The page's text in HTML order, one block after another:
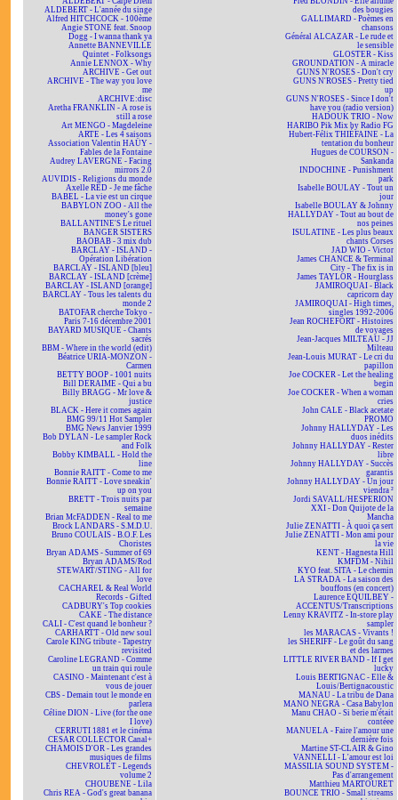
ALDEBERT - L'année du singe
Alfred HITCHCOCK - 100ème
Angie STONE feat. Snoop
Dogg - I wanna thank ya
Annette BANNEVILLE
Quintet - Folksongs
Annie LENNOX - Why
ARCHIVE - Get out
ARCHIVE - The way you love
me
ARCHIVE:disc
Aretha FRANKLIN - A rose is
still a rose
Art MENGO - Magdeleine
ARTE - Les 4 saisons
Association Valentin HAÜY -
Fables de la Fontaine
Audrey LAVERGNE - Facing
mirrors 2.0
AUVIDIS - Religions du monde
Axelle RED - Je me fâche
BABEL - La vie est un cirque
BABYLON ZOO - All the
money's gone
BALLANTINE'S Le rituel
BANGER SISTERS
BAOBAB - 3 mix dub
BARCLAY - ISLAND -
Opération Libération
BARCLAY - ISLAND [bleu]
BARCLAY - ISLAND [crème]
BARCLAY - ISLAND [orange]
BARCLAY - Tous les talents du
monde 2
BATOFAR cherche Tokyo -
Paris 7-16 décembre 2001
BAYARD MUSIQUE - Chants
sacrés
BBM - Where in the world (edit)
Béatrice URIA-MONZON -
Carmen
BETTY BOOP - 1001 nuits
Bill DERAIME - Qui a bu
Billy BRAGG - Mr love &
justice
BLACK - Here it comes again
BMG 99/11 Hot Sampler
BMG News Janvier 1999
Bob DYLAN - Le sampler Rock
and Folk
Bobby KIMBALL - Hold the
line
Bonnie RAITT - Come to me
Bonnie RAITT - Love sneakin'
up on you
BRETT - Trois nuits par
semaine
Brian McFADDEN - Real to me
Brock LANDARS - S.M.D.U.
Bruno COULAIS - B.O.F. Les
Choristes
Bryan ADAMS - Summer of 69
Bryan ADAMS/Rod
STEWART/STING - All for
love
CACHAREL & Real World
Records - Gifted
CADBURY's Top cookies
CAKE - The distance
CALI - C'est quand le bonheur ?
CARHARTT - Old new soul
Carole KING tribute - Tapestry
revisited
Caroline LEGRAND - Comme
un train qui roule
CASINO - Maintenant c'est à
vous de jouer
CBS - Demain tout le monde en
parlera
Céline DION - Live (for the one
I love)
CERRUTI 1881 et le cinéma
CESAR COLLECTOR Canal+
CHAMOIS D'OR - Les grandes
musiques de films
CHEVROLET - Legends
volume 2
CHOUBENE - Lila
Chris REA - God's great banana
des bougies
GALLIMARD - Poèmes en
chansons
Général ALCAZAR - Le rude et
le sensible
GLOSTER - Kiss
GROUNDATION - A miracle
GUNS N'ROSES - Don't cry
GUNS N'ROSES - Pretty tied
up
GUNS N'ROSES - Since I don't
have you (radio version)
HADOUK TRIO - Now
HARIBO Pik Mix by Radio FG
Hubert-Félix THIÉFAINE - La
tentation du bonheur
Hugues de COURSON -
Sankanda
INDOCHINE - Punishment
park
Isabelle BOULAY - Tout un
jour
Isabelle BOULAY & Johnny
HALLYDAY - Tout au bout de
nos peines
ISULATINE - Les plus beaux
chants Corses
JAD WIO - Victor
James CHANCE & Terminal
City - The fix is in
James TAYLOR - Hourglass
JAMIROQUAI - Black
capricorn day
JAMIROQUAI - High times,
singles 1992-2006
Jean ROCHEFORT - Histoires
de voyages
Jean-Jacques MILTEAU - JJ
Milteau
Jean-Louis MURAT - Le cri du
papillon
Joe COCKER - Let the healing
begin
Joe COCKER - When a woman
cries
John CALE - Black acetate
PROMO
Johnny HALLYDAY - Les
duos inédits
Johnny HALLYDAY - Rester
libre
Johnny HALLYDAY - Succès
garantis
Johnny HALLYDAY - Un jour
viendra ²
Jordi SAVALL/HESPERION
XXI - Don Quijote de la
Mancha
Julie ZENATTI - À quoi ça sert
Julie ZENATTI - Mon ami pour
la vie
KENT - Hagnesta Hill
KMFDM - Nihil
KYO feat. SITA - Le chemin
LA STRADA - La saison des
bouffons (en concert)
Laurence EQUILBEY -
ACCENTUS/Transcriptions
Lenny KRAVITZ - In-store play
sampler
les MARACAS - Vivants !
les SHERIFF - Le goût du sang
et des larmes
LITTLE RIVER BAND - If I get
lucky
Louis BERTIGNAC - Elle &
Louis/Bertignacoustic
MANAU - La tribu de Dana
MANO NEGRA - Casa Babylon
Manu CHAO - Si berie m'était
contéee
MANUELA - Faire l'amour une
dernière fois
Martine ST-CLAIR & Gino
VANNELLI - L'amour est loi
MASSILIA SOUND SYSTEM -
Pas d'arrangement
Matthieu MARTOURET
BOUNCE TRIO - Small streams